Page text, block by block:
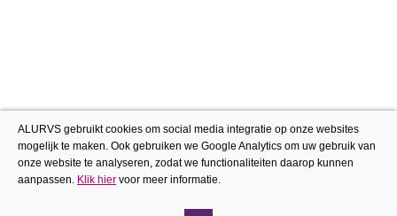
ALURVS gebruikt cookies om social media integratie op onze websites
mogelijk te maken. Ook gebruiken we Google Analytics om uw gebruik van
onze website te analyseren, zodat we functionaliteiten daarop kunnen
aanpassen. Klik hier voor meer informatie.